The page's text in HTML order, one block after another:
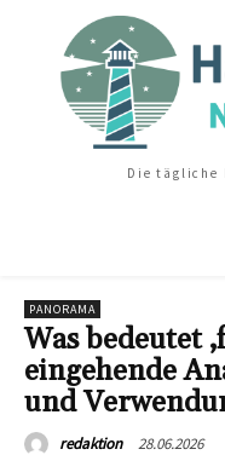
Die tägliche
PANORAMA
Was bedeutet
eingehende
und
redaktion 28.06.2026